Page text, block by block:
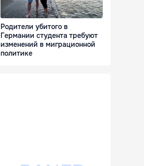
Родители убитого в
Германии студента требуют
изменений в миграционной
политике